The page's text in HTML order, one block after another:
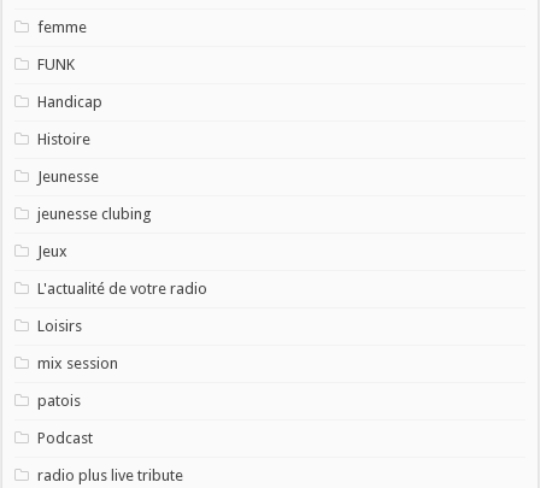
femme
FUNK
Handicap
Histoire
Jeunesse
jeunesse clubing
Jeux
L'actualité de votre radio
Loisirs
mix session
patois
Podcast
radio plus live tribute